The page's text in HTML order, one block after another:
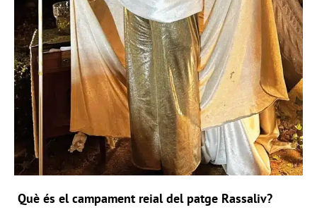
Què és el campament reial del patge Rassaliv?